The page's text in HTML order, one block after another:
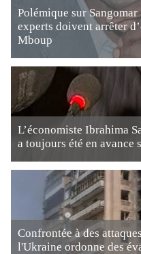
Polémique sur
experts doivent arrêter
Mboup
L’économiste Ibrahima
a toujours été en avance
Confrontée à des
l'Ukraine ordonne des